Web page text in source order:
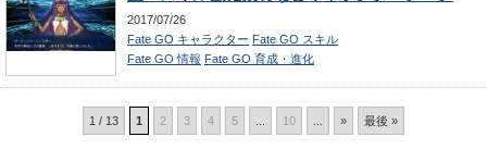
2017/07/26
Fate GO キャラクター Fate GO スキル
Fate GO 情報 Fate GO 育成・進化
1 / 13 1 2 3 4 5 10 » 最後 »